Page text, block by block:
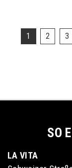
1 2 3
SO
LA VITA